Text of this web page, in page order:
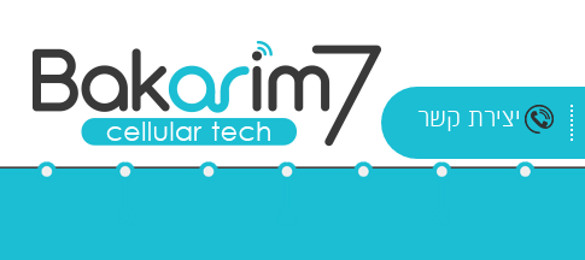
יצירת קשר